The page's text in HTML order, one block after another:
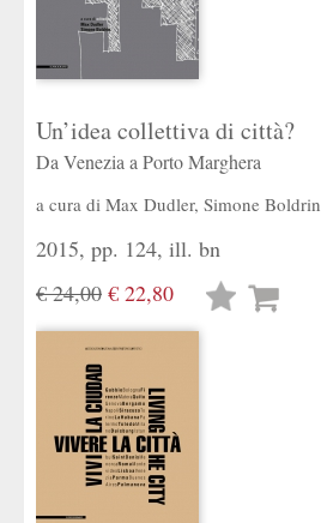
Un’idea collettiva di città?
Da Venezia a Porto Marghera
a cura di Max Dudler, Simone Boldrin
2015, pp. 124, ill. bn
€ 24,00 € 22,80
Lista